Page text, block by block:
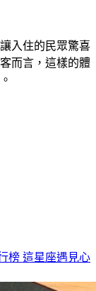
入住的民眾驚喜
而言，這樣的體
榜 這星座遇見心